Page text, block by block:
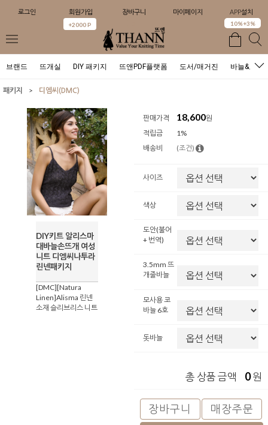
로그인 회원가입
+2000 P
장바구니 마이페이지 APP설치
10%+3%
브랜드 뜨개실 DIY 패키지 뜨앤PDF플랫폼 도서/매거진 바늘&도구
패키지 > 디엠씨(DMC)
DIY키트 알리스마
대바늘손뜨개 여성
니트 디엠씨나투라
린넨패키지
[DMC][Natura
Linen]Alisma 린넨
소재 슬리브리스 니트
판매가격 18,600원
적립금
1%
배송비
(조건)
사이즈
색상
도안(불어
+ 번역)
3.5mm 뜨
개줄바늘
모사용 코
바늘 6호
돗바늘
총 상품 금액 0원
장바구니
매장주문